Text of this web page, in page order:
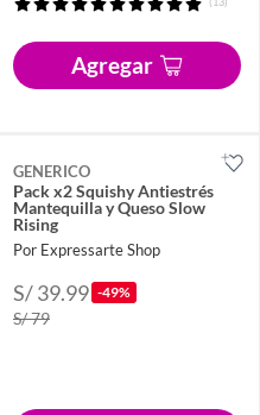
Agregar
GENERICO
Pack x2 Squishy Antiestrés
Mantequilla y Queso Slow
Rising
Por Expressarte Shop
S/ 39.99 -49%
S/ 79